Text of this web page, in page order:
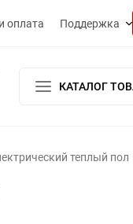
оплата Поддержка
КАТАЛОГ
теплый пол